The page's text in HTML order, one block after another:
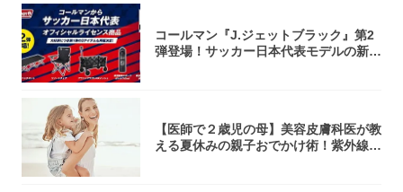
コールマン『J.ジェットブラック』第2
弾登場！サッカー日本代表モデルの新作
【医師で２歳児の母】美容皮膚科医が教
える夏休みの親子おでかけ術！紫外線＆